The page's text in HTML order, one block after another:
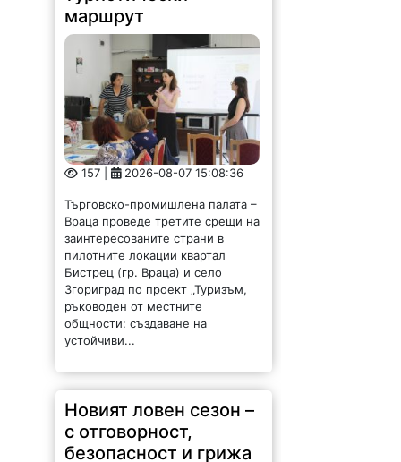
маршрут
157 | 2026-08-07 15:08:36
Търговско-промишлена палата –
Враца проведе третите срещи на
заинтересованите страни в
пилотните локации квартал
Бистрец (гр. Враца) и село
Згориград по проект „Туризъм,
ръководен от местните
общности: създаване на
устойчиви...
Новият ловен сезон –
с отговорност,
безопасност и грижа